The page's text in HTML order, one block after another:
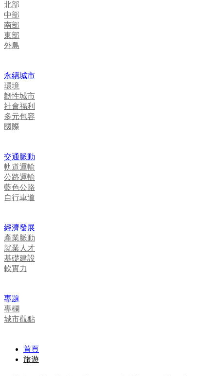
北部
中部
南部
東部
外島
永續城市
環境
韌性城市
社會福利
多元包容
國際
交通脈動
軌道運輸
公路運輸
藍色公路
自行車道
經濟發展
產業脈動
就業人才
基礎建設
軟實力
專題
專欄
城市觀點
首頁
旅遊